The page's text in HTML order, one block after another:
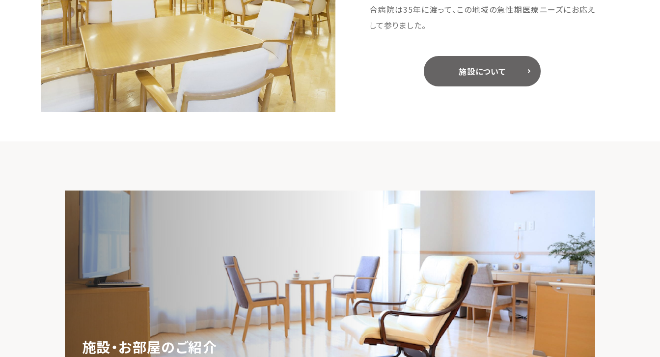
合病院は35年に渡って、この地域の急性期医療ニーズにお応え
して参りました。
施設について
施設・お部屋のご紹介